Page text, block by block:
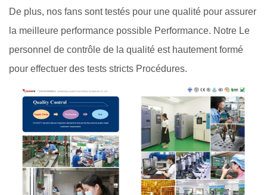
De plus, nos fans sont testés pour une qualité pour assurer
la meilleure performance possible Performance. Notre Le
personnel de contrôle de la qualité est hautement formé
pour effectuer des tests stricts Procédures.